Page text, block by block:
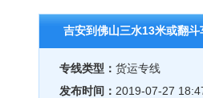
吉安到佛山三水13米或翻
专线类型： 货运专线
发布时间： 2019-07-27